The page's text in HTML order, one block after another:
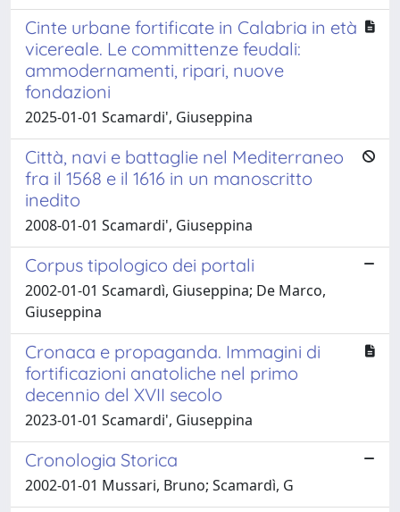
Cinte urbane fortificate in Calabria in età
vicereale. Le committenze feudali:
ammodernamenti, ripari, nuove
fondazioni
2025-01-01 Scamardi', Giuseppina
Città, navi e battaglie nel Mediterraneo
fra il 1568 e il 1616 in un manoscritto
inedito
2008-01-01 Scamardi', Giuseppina
Corpus tipologico dei portali
2002-01-01 Scamardì, Giuseppina; De Marco,
Giuseppina
Cronaca e propaganda. Immagini di
fortificazioni anatoliche nel primo
decennio del XVII secolo
2023-01-01 Scamardi', Giuseppina
Cronologia Storica
2002-01-01 Mussari, Bruno; Scamardì, G